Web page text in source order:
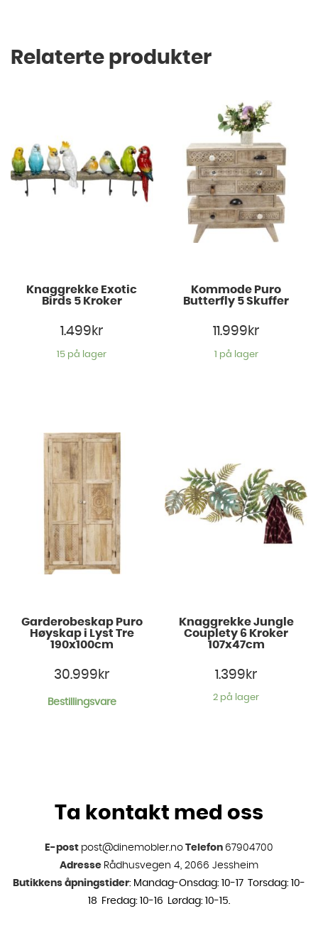
Relaterte produkter
Knaggrekke Exotic
Birds 5 Kroker
1.499 kr
15 på lager
Kommode Puro
Butterfly 5 Skuffer
11.999 kr
1 på lager
Garderobeskap Puro
Høyskap i Lyst Tre
190x100cm
30.999 kr
Bestillingsvare
Knaggrekke Jungle
Couplety 6 Kroker
107x47cm
1.399 kr
2 på lager
Ta kontakt med oss
E-post post@dinemobler.no Telefon 67904700
Adresse Rådhusvegen 4, 2066 Jessheim
Butikkens åpningstider: Mandag-Onsdag: 10-17 Torsdag: 10-
18 Fredag: 10-16 Lørdag: 10-15.